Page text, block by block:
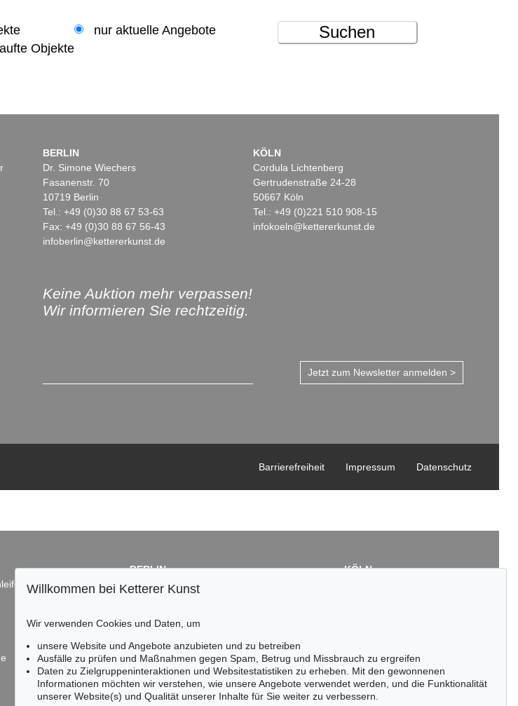
nur aktuelle Angebote
Objekte
Suchen
BERLIN
Dr. Simone Wiechers
Fasanenstr. 70
10719 Berlin
Tel.: +49 (0)30 88 67 53-63
Fax: +49 (0)30 88 67 56-43
infoberlin@kettererkunst.de
KÖLN
Cordula Lichtenberg
Gertrudenstraße 24-28
50667 Köln
Tel.: +49 (0)221 510 908-15
infokoeln@kettererkunst.de
Keine Auktion mehr verpassen!
Wir informieren Sie rechtzeitig.
Jetzt zum Newsletter anmelden >
Datenschutz
Impressum
Barrierefreiheit
BERLIN
Dr. Simone Wiechers
Tel.: +49 (0)30 88 67 53-63
Fax: +49 (0)30 88 67 56-43
infoberlin@kettererkunst.de
KÖLN
infokoeln@kettererkunst.de
Willkommen bei Ketterer Kunst
Wir verwenden Cookies und Daten, um
unsere Website und Angebote anzubieten und zu betreiben
Ausfälle zu prüfen und Maßnahmen gegen Spam, Betrug und Missbrauch zu ergreifen
Daten zu Zielgruppeninteraktionen und Websitestatistiken zu erheben. Mit den gewonnenen
Informationen möchten wir verstehen, wie unsere Angebote verwendet werden, und die Funktionalität
unserer Website(s) und Qualität unserer Inhalte für Sie weiter zu verbessern.